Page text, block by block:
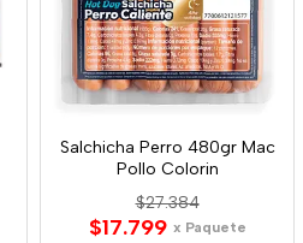
Salchicha Perro 480gr Mac
Pollo Colorin
$27.384
$17.799 x Paquete